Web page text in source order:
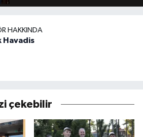
HAKKINDA
Havadis
çekebilir